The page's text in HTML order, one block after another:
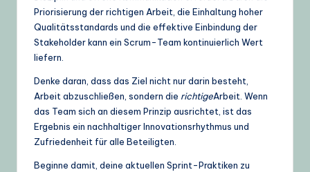
Priorisierung der richtigen Arbeit, die Einhaltung hoher
Qualitätsstandards und die effektive Einbindung der
Stakeholder kann ein Scrum-Team kontinuierlich Wert
liefern.
Denke daran, dass das Ziel nicht nur darin besteht,
Arbeit abzuschließen, sondern die richtigeArbeit. Wenn
das Team sich an diesem Prinzip ausrichtet, ist das
Ergebnis ein nachhaltiger Innovationsrhythmus und
Zufriedenheit für alle Beteiligten.
Beginne damit, deine aktuellen Sprint-Praktiken zu